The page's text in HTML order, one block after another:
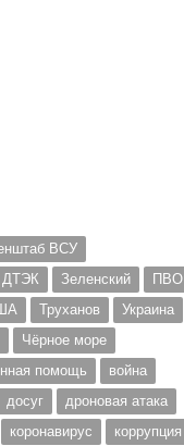
ВСУ
ДТЭК Зеленский
ПВО
Труханов
Украина
Чёрное море
помощь
война
досуг
дроновая атака
коронавирус
коррупция